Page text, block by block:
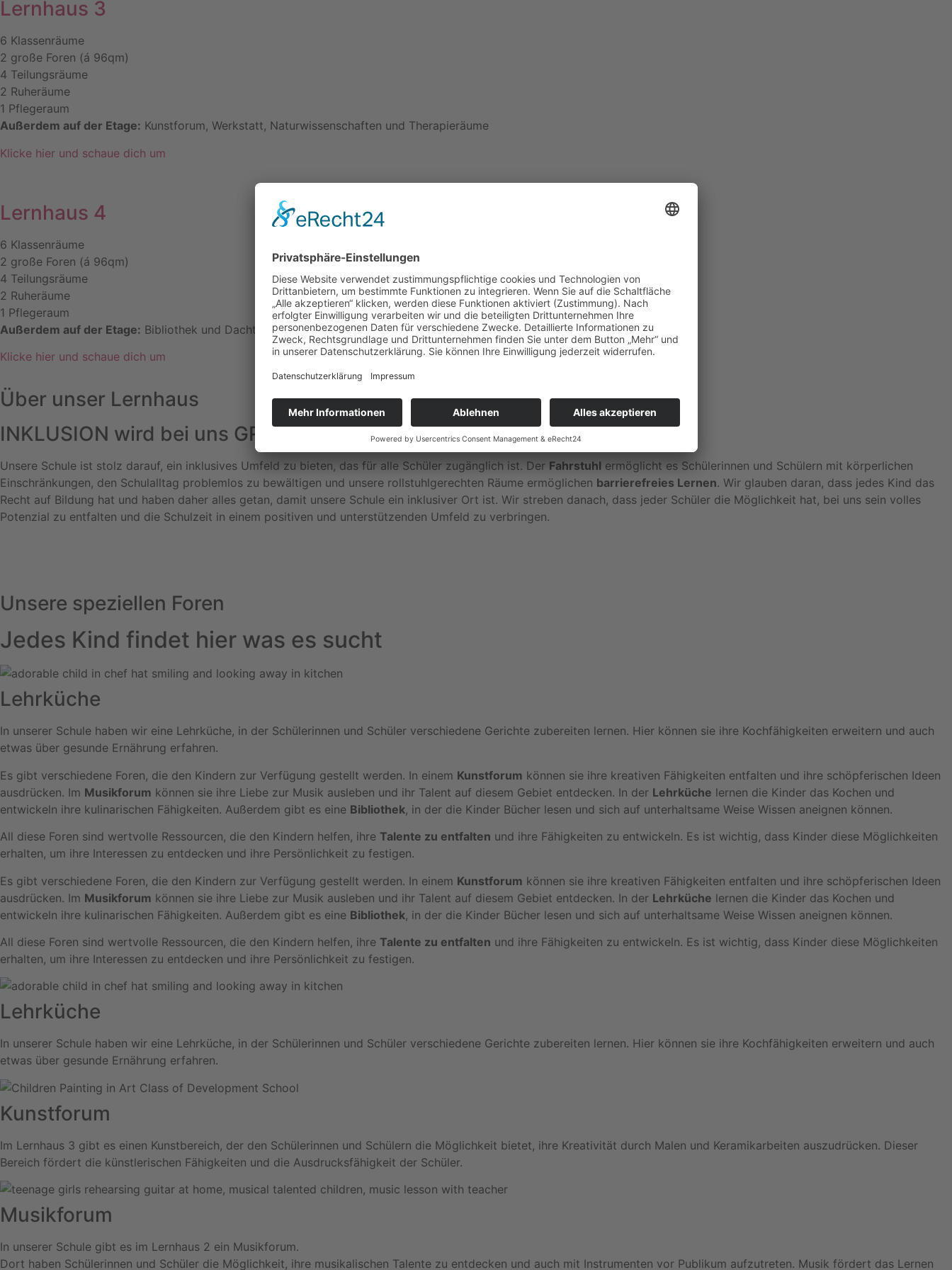
Lernhaus 3
6 Klassenräume
2 große Foren (á 96qm)
4 Teilungsräume
2 Ruheräume
1 Pflegeraum
Außerdem auf der Etage: Kunstforum, Werkstatt, Naturwissenschaften und Therapieräume
Klicke hier und schaue dich um
Lernhaus 4
6 Klassenräume
2 große Foren (á 96qm)
4 Teilungsräume
2 Ruheräume
1 Pflegeraum
Außerdem auf der Etage: Bibliothek und Dachterasse
Klicke hier und schaue dich um
Über unser Lernhaus
INKLUSION wird bei uns GROSS geschrieben
Unsere Schule ist stolz darauf, ein inklusives Umfeld zu bieten, das für alle Schüler zugänglich ist. Der Fahrstuhl ermöglicht es Schülerinnen und Schülern mit körperlichen
Einschränkungen, den Schulalltag problemlos zu bewältigen und unsere rollstuhlgerechten Räume ermöglichen barrierefreies Lernen. Wir glauben daran, dass jedes Kind das
Recht auf Bildung hat und haben daher alles getan, damit unsere Schule ein inklusiver Ort ist. Wir streben danach, dass jeder Schüler die Möglichkeit hat, bei uns sein volles
Potenzial zu entfalten und die Schulzeit in einem positiven und unterstützenden Umfeld zu verbringen.
Unsere speziellen Foren
Jedes Kind findet hier was es sucht
Lehrküche
In unserer Schule haben wir eine Lehrküche, in der Schülerinnen und Schüler verschiedene Gerichte zubereiten lernen. Hier können sie ihre Kochfähigkeiten erweitern und auch
etwas über gesunde Ernährung erfahren.
Es gibt verschiedene Foren, die den Kindern zur Verfügung gestellt werden. In einem Kunstforum können sie ihre kreativen Fähigkeiten entfalten und ihre schöpferischen Ideen
ausdrücken. Im Musikforum können sie ihre Liebe zur Musik ausleben und ihr Talent auf diesem Gebiet entdecken. In der Lehrküche lernen die Kinder das Kochen und
entwickeln ihre kulinarischen Fähigkeiten. Außerdem gibt es eine Bibliothek, in der die Kinder Bücher lesen und sich auf unterhaltsame Weise Wissen aneignen können.
All diese Foren sind wertvolle Ressourcen, die den Kindern helfen, ihre Talente zu entfalten und ihre Fähigkeiten zu entwickeln. Es ist wichtig, dass Kinder diese Möglichkeiten
erhalten, um ihre Interessen zu entdecken und ihre Persönlichkeit zu festigen.
Es gibt verschiedene Foren, die den Kindern zur Verfügung gestellt werden. In einem Kunstforum können sie ihre kreativen Fähigkeiten entfalten und ihre schöpferischen Ideen
ausdrücken. Im Musikforum können sie ihre Liebe zur Musik ausleben und ihr Talent auf diesem Gebiet entdecken. In der Lehrküche lernen die Kinder das Kochen und
entwickeln ihre kulinarischen Fähigkeiten. Außerdem gibt es eine Bibliothek, in der die Kinder Bücher lesen und sich auf unterhaltsame Weise Wissen aneignen können.
All diese Foren sind wertvolle Ressourcen, die den Kindern helfen, ihre Talente zu entfalten und ihre Fähigkeiten zu entwickeln. Es ist wichtig, dass Kinder diese Möglichkeiten
erhalten, um ihre Interessen zu entdecken und ihre Persönlichkeit zu festigen.
Lehrküche
In unserer Schule haben wir eine Lehrküche, in der Schülerinnen und Schüler verschiedene Gerichte zubereiten lernen. Hier können sie ihre Kochfähigkeiten erweitern und auch
etwas über gesunde Ernährung erfahren.
Kunstforum
Im Lernhaus 3 gibt es einen Kunstbereich, der den Schülerinnen und Schülern die Möglichkeit bietet, ihre Kreativität durch Malen und Keramikarbeiten auszudrücken. Dieser
Bereich fördert die künstlerischen Fähigkeiten und die Ausdrucksfähigkeit der Schüler.
Musikforum
In unserer Schule gibt es im Lernhaus 2 ein Musikforum.
Dort haben Schülerinnen und Schüler die Möglichkeit, ihre musikalischen Talente zu entdecken und auch mit Instrumenten vor Publikum aufzutreten. Musik fördert das Lernen